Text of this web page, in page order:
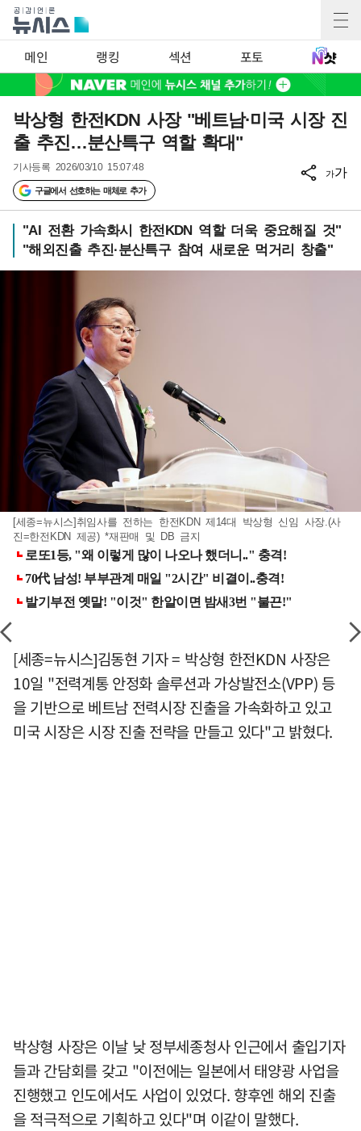
메인 랭킹 섹션 포토
박상형 한전KDN 사장 "베트남·미국 시장 진
출 추진…분산특구 역할 확대"
기사등록 2026/03/10 15:07:48
구글에서 선호하는 매체로 추가
가가
"AI 전환 가속화시 한전KDN 역할 더욱 중요해질 것"
"해외진출 추진·분산특구 참여 새로운 먹거리 창출"
[세종=뉴시스]취임사를 전하는 한전KDN 제14대 박상형 신임 사장.(사
진=한전KDN 제공) *재판매 및 DB 금지
[세종=뉴시스]김동현 기자 = 박상형 한전KDN 사장은
10일 "전력계통 안정화 솔루션과 가상발전소(VPP) 등
을 기반으로 베트남 전력시장 진출을 가속화하고 있고
미국 시장은 시장 진출 전략을 만들고 있다"고 밝혔다.
박상형 사장은 이날 낮 정부세종청사 인근에서 출입기자
들과 간담회를 갖고 "이전에는 일본에서 태양광 사업을
진행했고 인도에서도 사업이 있었다. 향후엔 해외 진출
을 적극적으로 기획하고 있다"며 이같이 말했다.